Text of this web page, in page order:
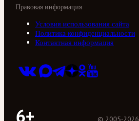
Правовая информация
Условия использования сайта
Политика конфиденциальности
Контактная информация
6+ © 2005-2026